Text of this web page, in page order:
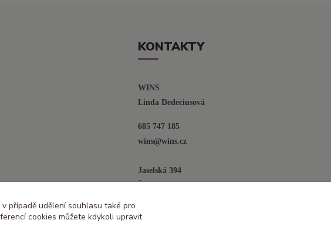
KONTAKTY
WINS
Linda Dedeciusová
605 747 185
wins@wins.cz
Jaselská 394
Šenov u N. Jičína
případě udělení souhlasu také pro
cookies můžete kdykoli upravit